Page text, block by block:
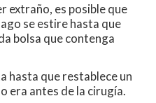
extraño, es posible que
se estire hasta que
bolsa que contenga
hasta que restablece un
era antes de la cirugía.